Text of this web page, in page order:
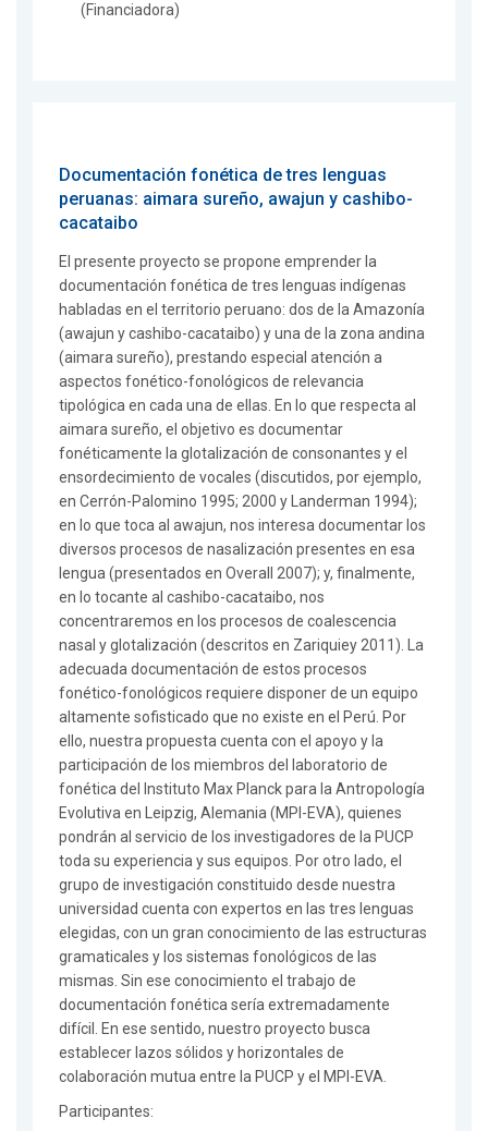
(Financiadora)
Documentación fonética de tres lenguas
peruanas: aimara sureño, awajun y cashibo-
cacataibo
El presente proyecto se propone emprender la
documentación fonética de tres lenguas indígenas
habladas en el territorio peruano: dos de la Amazonía
(awajun y cashibo-cacataibo) y una de la zona andina
(aimara sureño), prestando especial atención a
aspectos fonético-fonológicos de relevancia
tipológica en cada una de ellas. En lo que respecta al
aimara sureño, el objetivo es documentar
fonéticamente la glotalización de consonantes y el
ensordecimiento de vocales (discutidos, por ejemplo,
en Cerrón-Palomino 1995; 2000 y Landerman 1994);
en lo que toca al awajun, nos interesa documentar los
diversos procesos de nasalización presentes en esa
lengua (presentados en Overall 2007); y, finalmente,
en lo tocante al cashibo-cacataibo, nos
concentraremos en los procesos de coalescencia
nasal y glotalización (descritos en Zariquiey 2011). La
adecuada documentación de estos procesos
fonético-fonológicos requiere disponer de un equipo
altamente sofisticado que no existe en el Perú. Por
ello, nuestra propuesta cuenta con el apoyo y la
participación de los miembros del laboratorio de
fonética del Instituto Max Planck para la Antropología
Evolutiva en Leipzig, Alemania (MPI-EVA), quienes
pondrán al servicio de los investigadores de la PUCP
toda su experiencia y sus equipos. Por otro lado, el
grupo de investigación constituido desde nuestra
universidad cuenta con expertos en las tres lenguas
elegidas, con un gran conocimiento de las estructuras
gramaticales y los sistemas fonológicos de las
mismas. Sin ese conocimiento el trabajo de
documentación fonética sería extremadamente
difícil. En ese sentido, nuestro proyecto busca
establecer lazos sólidos y horizontales de
colaboración mutua entre la PUCP y el MPI-EVA.
Participantes: